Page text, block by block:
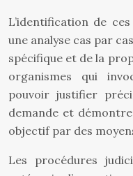
L’identification de
une analyse cas par
spécifique et de la
organismes qui
pouvoir justifier
demande et
objectif par des
Les procédures